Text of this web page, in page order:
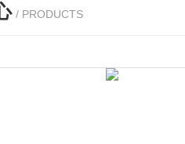
/ PRODUCTS